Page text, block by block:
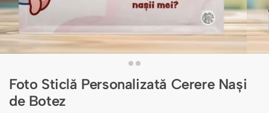
Foto Sticlă Personalizată Cerere Nași
de Botez